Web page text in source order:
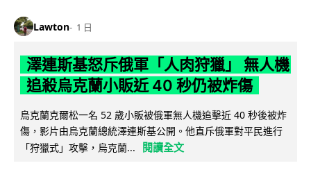
Lawton 1 日
澤連斯基怒斥俄軍「人肉狩獵」 無人機
追殺烏克蘭小販近 40 秒仍被炸傷
烏克蘭克爾松一名 52 歲小販被俄軍無人機追擊近 40 秒後被炸
傷，影片由烏克蘭總統澤連斯基公開。他直斥俄軍對平民進行
「狩獵式」攻擊，烏克蘭...
閱讀全文